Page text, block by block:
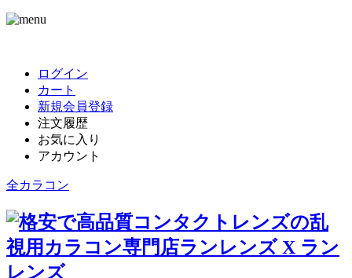
ログイン
カート
新規会員登録
注文履歴
お気に入り
アカウント
全カラコン